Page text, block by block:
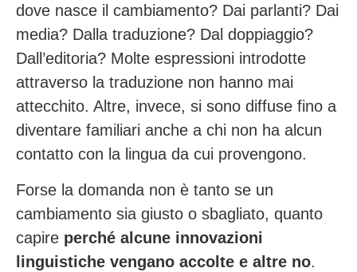
dove nasce il cambiamento? Dai parlanti? Dai
media? Dalla traduzione? Dal doppiaggio?
Dall’editoria? Molte espressioni introdotte
attraverso la traduzione non hanno mai
attecchito. Altre, invece, si sono diffuse fino a
diventare familiari anche a chi non ha alcun
contatto con la lingua da cui provengono.
Forse la domanda non è tanto se un
cambiamento sia giusto o sbagliato, quanto
capire perché alcune innovazioni
linguistiche vengano accolte e altre no.